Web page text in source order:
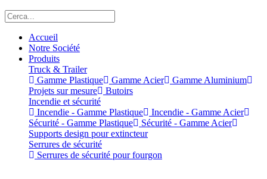
Accueil
Notre Société
Produits
Truck & Trailer
Gamme Plastique
Gamme Acier
Gamme Aluminium
Projets sur mesure
Butoirs
Incendie et sécurité
Incendie - Gamme Plastique
Incendie - Gamme Acier
Sécurité - Gamme Plastique
Sécurité - Gamme Acier
Supports design pour extincteur
Serrures de sécurité
Serrures de sécurité pour fourgon